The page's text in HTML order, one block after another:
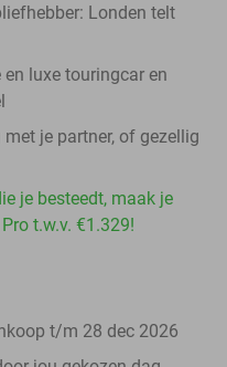
Londen telt
luxe touringcar en
je partner, of gezellig
je besteedt, maak je
t.w.v. €1.329!
t/m 28 dec 2026